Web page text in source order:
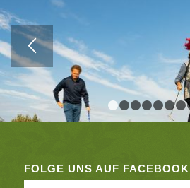
1
FOLGE UNS AUF FACEBOOK